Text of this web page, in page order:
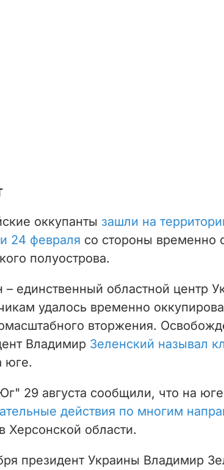
оккупанты зашли на
24 февраля со стороны временно
полуострова.
– единственный областной центр
удалось временно
вторжения.
Владимир Зеленский называл
юге.
29 августа сообщили, что на
действия по многим
Херсонской области.
президент Украины Владимир